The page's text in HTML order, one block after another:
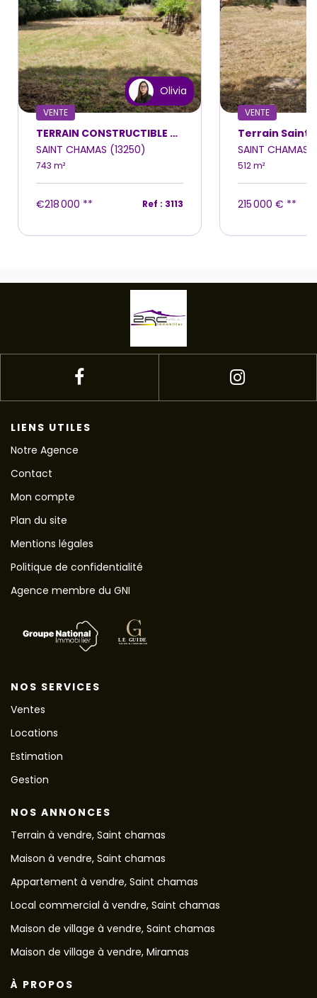
Olivia
VENTE
TERRAIN CONSTRUCTIBLE 743M² dans quartier résidentiel
SAINT CHAMAS (13250)
743 m²
€218 000 ** Ref : 3113
VENTE
SAINT CHAMAS
512 m²
215 000 € **
LIENS UTILES
Notre Agence
Contact
Mon compte
Plan du site
Mentions légales
Politique de confidentialité
Agence membre du GNI
NOS SERVICES
Ventes
Locations
Estimation
Gestion
NOS ANNONCES
Terrain à vendre, Saint chamas
Maison à vendre, Saint chamas
Appartement à vendre, Saint chamas
Local commercial à vendre, Saint chamas
Maison de village à vendre, Saint chamas
Maison de village à vendre, Miramas
À PROPOS